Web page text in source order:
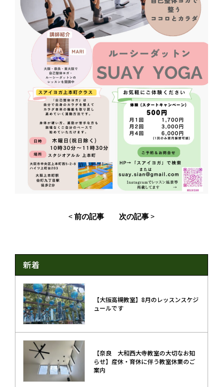
< 前の記事 次の記事 >
新着
【大阪高槻教室】8月のレッスンスケジ
ュールです
【奈良 大和西大寺教室の大切なお知
らせ】産休・育休に伴う教室休業のご
案内